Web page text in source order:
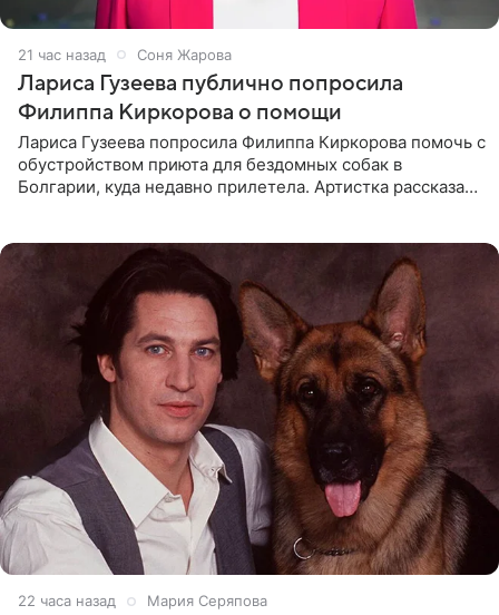
21 час назад Соня Жарова
Лариса Гузеева публично попросила
Филиппа Киркорова о помощи
Лариса Гузеева попросила Филиппа Киркорова помочь с
обустройством приюта для бездомных собак в
Болгарии, куда недавно прилетела. Артистка рассказала
22 часа назад Мария Серяпова